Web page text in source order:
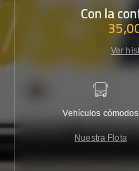
Con la
Ver
Vehículos cómodos
Nuestra Flota